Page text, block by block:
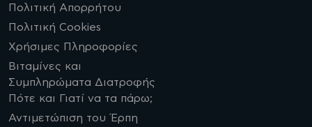
Πολιτική Απορρήτου
Πολιτική Cookies
Χρήσιμες Πληροφορίες
Βιταμίνες και
Συμπληρώματα Διατροφής
Πότε και Γιατί να τα πάρω;
Αντιμετώπιση του Έρπη